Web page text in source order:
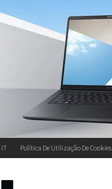
IT Política De Utilização De Cookies